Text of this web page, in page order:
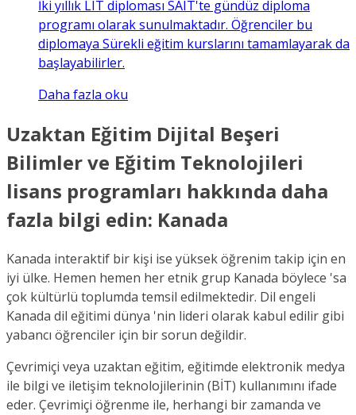
İki yıllık LIT diploması SAIT'te gündüz diploma
programı olarak sunulmaktadır. Öğrenciler bu
diplomaya Sürekli eğitim kurslarını tamamlayarak da
başlayabilirler.
Daha fazla oku
Uzaktan Eğitim Dijital Beşeri
Bilimler ve Eğitim Teknolojileri
lisans programları hakkında daha
fazla bilgi edin: Kanada
Kanada interaktif bir kişi ise yüksek öğrenim takip için en
iyi ülke. Hemen hemen her etnik grup Kanada böylece 'sa
çok kültürlü toplumda temsil edilmektedir. Dil engeli
Kanada dil eğitimi dünya 'nin lideri olarak kabul edilir gibi
yabancı öğrenciler için bir sorun değildir.
Çevrimiçi veya uzaktan eğitim, eğitimde elektronik medya
ile bilgi ve iletişim teknolojilerinin (BİT) kullanımını ifade
eder. Çevrimiçi öğrenme ile, herhangi bir zamanda ve